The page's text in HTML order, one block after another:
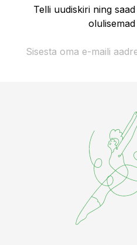
Telli uudiskiri ning